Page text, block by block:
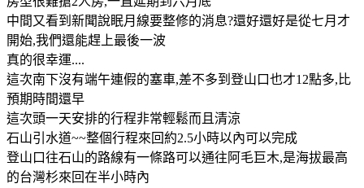
中間又看到新聞說眠月線要整修的消息?還好還好是從七月才
開始,我們還能趕上最後一波
真的很幸運....
這次南下沒有端午連假的塞車,差不多到登山口也才12點多,比
預期時間還早
這次頭一天安排的行程非常輕鬆而且清涼
石山引水道~~整個行程來回約2.5小時以內可以完成
登山口往石山的路線有一條路可以通往阿毛巨木,是海拔最高
的台灣杉來回在半小時內